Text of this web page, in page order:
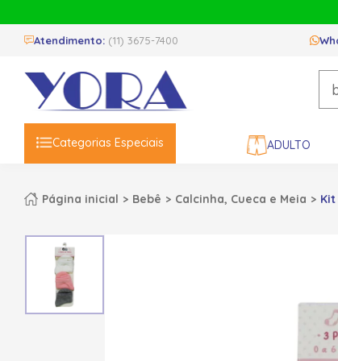
Atendimento: (11) 3675-7400
Categorias Especiais ADULTO
Página inicial Bebê Calcinha, Cueca e Meia Kit